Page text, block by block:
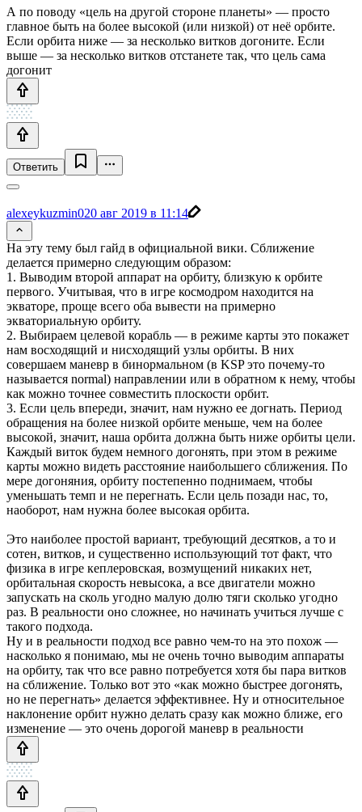
А по поводу «цель на другой стороне планеты» — просто
главное быть на более высокой (или низкой) от неё орбите.
Если орбита ниже — за несколько витков догоните. Если
выше — за несколько витков отстанете так, что цель сама
догонит
Ответить
alexeykuzmin020 авг 2019 в 11:14
На эту тему был гайд в официальной вики. Сближение
делается примерно следующим образом:
1. Выводим второй аппарат на орбиту, близкую к орбите
первого. Учитывая, что в игре космодром находится на
экваторе, проще всего оба вывести на примерно
экваториальную орбиту.
2. Выбираем целевой корабль — в режиме карты это покажет
нам восходящий и нисходящий узлы орбиты. В них
совершаем маневр в бинормальном (в KSP это почему-то
называется normal) направлении или в обратном к нему, чтобы
как можно точнее совместить плоскости орбит.
3. Если цель впереди, значит, нам нужно ее догнать. Период
обращения на более низкой орбите меньше, чем на более
высокой, значит, наша орбита должна быть ниже орбиты цели.
Каждый виток будем немного догонять, при этом в режиме
карты можно видеть расстояние наибольшего сближения. По
мере догоняния, орбиту постепенно поднимаем, чтобы
уменьшать темп и не перегнать. Если цель позади нас, то,
наоборот, нам нужна более высокая орбита.
Это наиболее простой вариант, требующий десятков, а то и
сотен, витков, и существенно использующий тот факт, что
физика в игре кеплеровская, возмущений никаких нет,
орбитальная скорость невысока, а все двигатели можно
запускать на сколь угодно малую долю тяги сколько угодно
раз. В реальности оно сложнее, но начинать учиться лучше с
такого подхода.
Ну и в реальности подход все равно чем-то на это похож —
насколько я понимаю, мы не очень точно выводим аппараты
на орбиту, так что все равно потребуется хотя бы пара витков
на сближение. Только вот это «как можно быстрее догонять,
но не перегнать» делается эффективнее. Ну и относительное
наклонение орбит нужно делать сразу как можно ближе, его
изменение — это очень дорогой маневр в реальности